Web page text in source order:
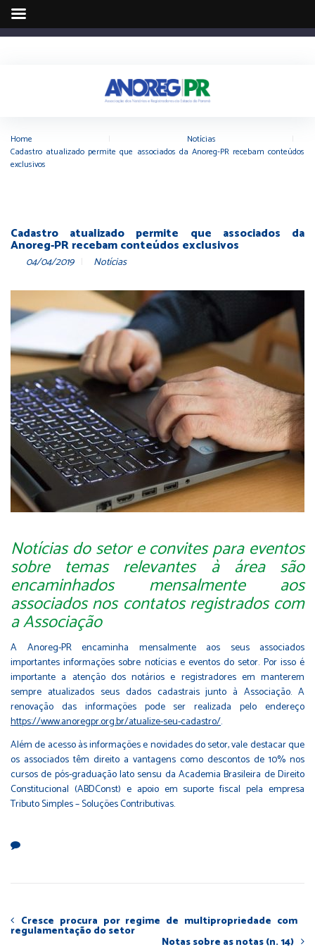
Home Notícias
Cadastro atualizado permite que associados da Anoreg-PR recebam conteúdos
exclusivos
Cadastro atualizado permite que associados da
Anoreg-PR recebam conteúdos exclusivos
04/04/2019 Notícias
Notícias do setor e convites para eventos
sobre temas relevantes à área são
encaminhados mensalmente aos
associados nos contatos registrados com
a Associação
A Anoreg-PR encaminha mensalmente aos seus associados
importantes informações sobre notícias e eventos do setor. Por isso é
importante a atenção dos notários e registradores em manterem
sempre atualizados seus dados cadastrais junto à Associação. A
renovação das informações pode ser realizada pelo endereço
https://www.anoregpr.org.br/atualize-seu-cadastro/.
Além de acesso às informações e novidades do setor, vale destacar que
os associados têm direito a vantagens como descontos de 10% nos
cursos de pós-graduação lato sensu da Academia Brasileira de Direito
Constitucional (ABDConst) e apoio em suporte fiscal pela empresa
Tributo Simples – Soluções Contributivas.
Cresce procura por regime de multipropriedade com
regulamentação do setor
Notas sobre as notas (n. 14)